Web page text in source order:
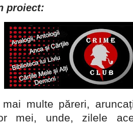
proiect:
mai multe păreri,
mei, unde, zilele